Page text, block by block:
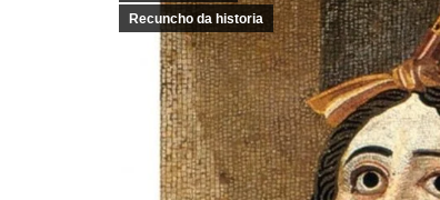
Recuncho da historia